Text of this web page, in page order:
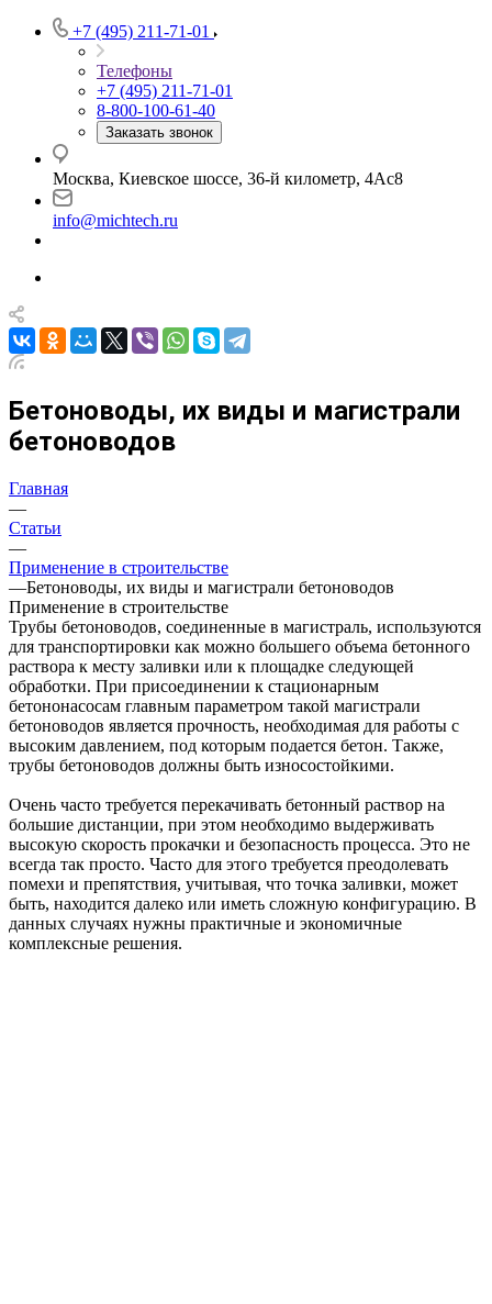
+7 (495) 211-71-01
Телефоны
+7 (495) 211-71-01
8-800-100-61-40
Заказать звонок
Москва, Киевское шоссе, 36-й километр, 4Ас8
info@michtech.ru
Бетоноводы, их виды и магистрали
бетоноводов
Главная
—
Статьи
—
Применение в строительстве
—Бетоноводы, их виды и магистрали бетоноводов
Применение в строительстве
Трубы бетоноводов, соединенные в магистраль, используются
для транспортировки как можно большего объема бетонного
раствора к месту заливки или к площадке следующей
обработки. При присоединении к стационарным
бетононасосам главным параметром такой магистрали
бетоноводов является прочность, необходимая для работы с
высоким давлением, под которым подается бетон. Также,
трубы бетоноводов должны быть износостойкими.
Очень часто требуется перекачивать бетонный раствор на
большие дистанции, при этом необходимо выдерживать
высокую скорость прокачки и безопасность процесса. Это не
всегда так просто. Часто для этого требуется преодолевать
помехи и препятствия, учитывая, что точка заливки, может
быть, находится далеко или иметь сложную конфигурацию. В
данных случаях нужны практичные и экономичные
комплексные решения.